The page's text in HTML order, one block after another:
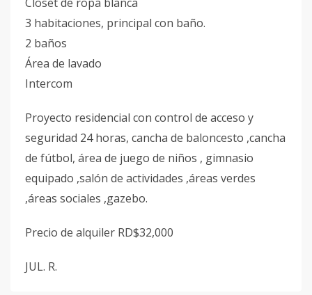
3 habitaciones, principal con baño.
2 baños
Área de lavado
Intercom
Proyecto residencial con control de acceso y
seguridad 24 horas, cancha de baloncesto ,cancha
de fútbol, área de juego de niños , gimnasio
equipado ,salón de actividades ,áreas verdes
,áreas sociales ,gazebo.
Precio de alquiler RD$32,000
JUL. R.